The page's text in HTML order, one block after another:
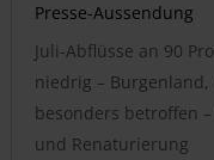
Presse-Aussendung
Juli-Abflüsse an 90
niedrig –
besonders betroffen
und Renaturierung